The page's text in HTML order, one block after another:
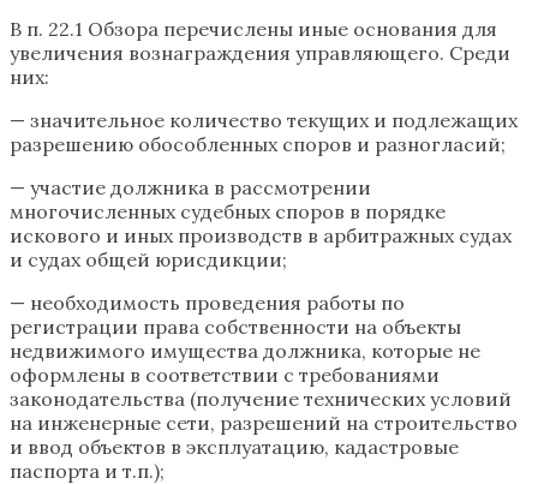
В п. 22.1 Обзора перечислены иные основания для
увеличения вознаграждения управляющего. Среди
них:
— значительное количество текущих и подлежащих
разрешению обособленных споров и разногласий;
— участие должника в рассмотрении
многочисленных судебных споров в порядке
искового и иных производств в арбитражных судах
и судах общей юрисдикции;
— необходимость проведения работы по
регистрации права собственности на объекты
недвижимого имущества должника, которые не
оформлены в соответствии с требованиями
законодательства (получение технических условий
на инженерные сети, разрешений на строительство
и ввод объектов в эксплуатацию, кадастровые
паспорта и т.п.);